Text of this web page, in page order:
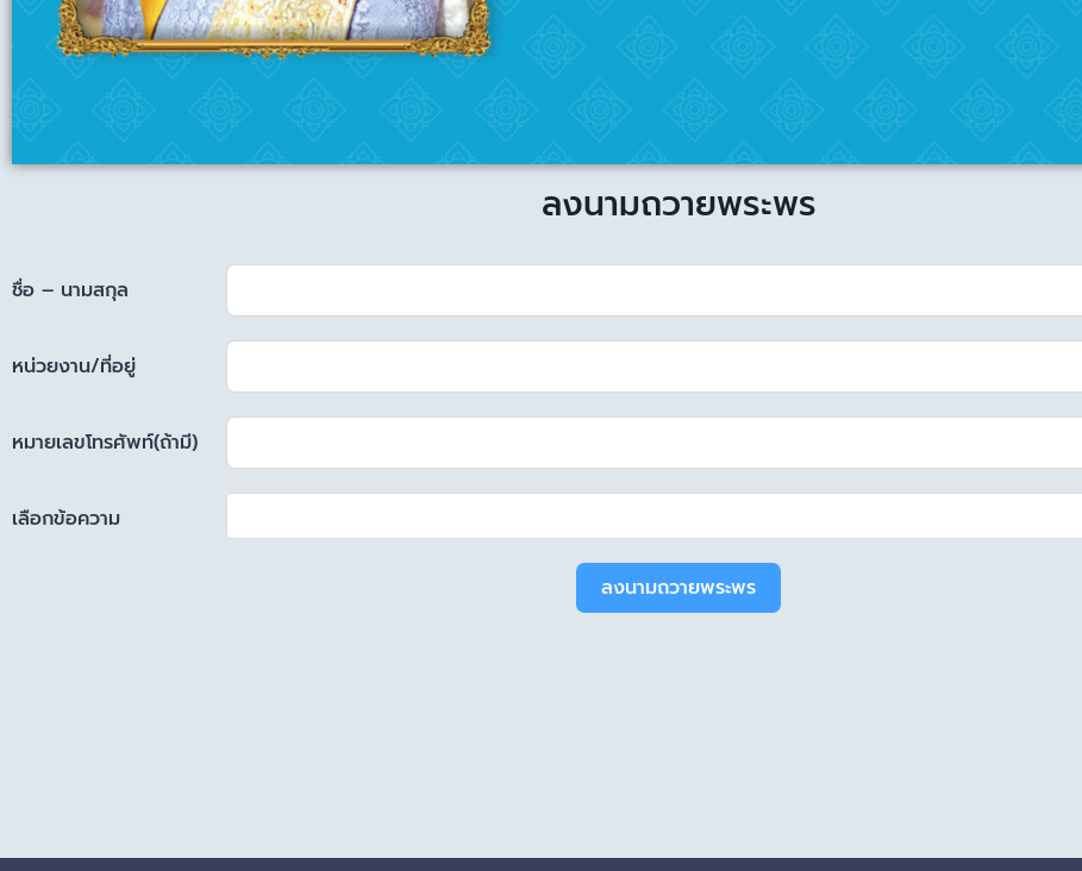
ลงนามถวายพระพร
ชื่อ – นามสกุล
หน่วยงาน/ที่อยู่
หมายเลขโทรศัพท์(ถ้ามี)
เลือกข้อความ
ลงนามถวายพระพร